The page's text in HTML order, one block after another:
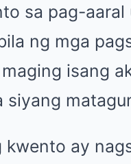
sa pag-
ng mga
isang
siyang
kwento ay